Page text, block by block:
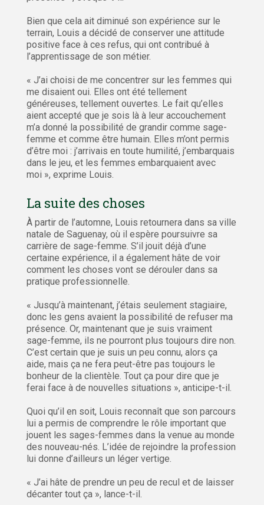
Bien que cela ait diminué son expérience sur le
terrain, Louis a décidé de conserver une attitude
positive face à ces refus, qui ont contribué à
l’apprentissage de son métier.
« J’ai choisi de me concentrer sur les femmes qui
me disaient oui. Elles ont été tellement
généreuses, tellement ouvertes. Le fait qu’elles
aient accepté que je sois là à leur accouchement
m’a donné la possibilité de grandir comme sage-
femme et comme être humain. Elles m’ont permis
d’être moi : j’arrivais en toute humilité, j’embarquais
dans le jeu, et les femmes embarquaient avec
moi », exprime Louis.
La suite des choses
À partir de l’automne, Louis retournera dans sa ville
natale de Saguenay, où il espère poursuivre sa
carrière de sage-femme. S’il jouit déjà d’une
certaine expérience, il a également hâte de voir
comment les choses vont se dérouler dans sa
pratique professionnelle.
« Jusqu’à maintenant, j’étais seulement stagiaire,
donc les gens avaient la possibilité de refuser ma
présence. Or, maintenant que je suis vraiment
sage-femme, ils ne pourront plus toujours dire non.
C’est certain que je suis un peu connu, alors ça
aide, mais ça ne fera peut-être pas toujours le
bonheur de la clientèle. Tout ça pour dire que je
ferai face à de nouvelles situations », anticipe-t-il.
Quoi qu’il en soit, Louis reconnaît que son parcours
lui a permis de comprendre le rôle important que
jouent les sages-femmes dans la venue au monde
des nouveau-nés. L’idée de rejoindre la profession
lui donne d’ailleurs un léger vertige.
« J’ai hâte de prendre un peu de recul et de laisser
décanter tout ça », lance-t-il.